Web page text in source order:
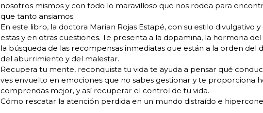
nosotros mismos y con todo lo maravilloso que nos rodea para
que tanto ansiamos.
En este libro, la doctora Marian Rojas Estapé, con su estilo divulgativo
estas y en otras cuestiones. Te presenta a la dopamina, la hormona
la búsqueda de las recompensas inmediatas que están a la orden del
del aburrimiento y del malestar.
Recupera tu mente, reconquista tu vida te ayuda a pensar qué
ves envuelto en emociones que no sabes gestionar y te proporciona
comprendas mejor, y así recuperar el control de tu vida.
Cómo rescatar la atención perdida en un mundo distraído e